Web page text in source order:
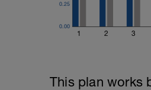
1 2 3
0.00
0.25
This plan works